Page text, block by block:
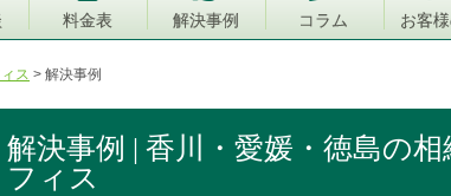
料金表 解決事例 コラム お客
ス > 解決事例
解決事例 | 香川・愛媛・徳島の
フィス